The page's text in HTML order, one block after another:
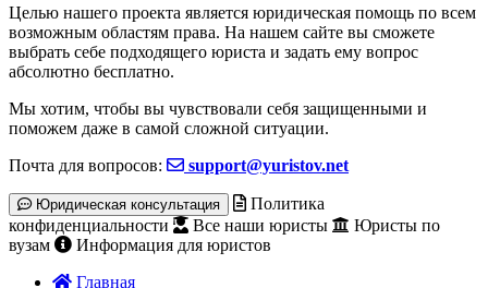
Целью нашего проекта является юридическая помощь по всем
возможным областям права. На нашем сайте вы сможете
выбрать себе подходящего юриста и задать ему вопрос
абсолютно бесплатно.
Мы хотим, чтобы вы чувствовали себя защищенными и
поможем даже в самой сложной ситуации.
Почта для вопросов:
support@yuristov.net
Юридическая консультация
Политика
конфиденциальности
Все наши юристы
Юристы по
вузам
Информация для юристов
Главная